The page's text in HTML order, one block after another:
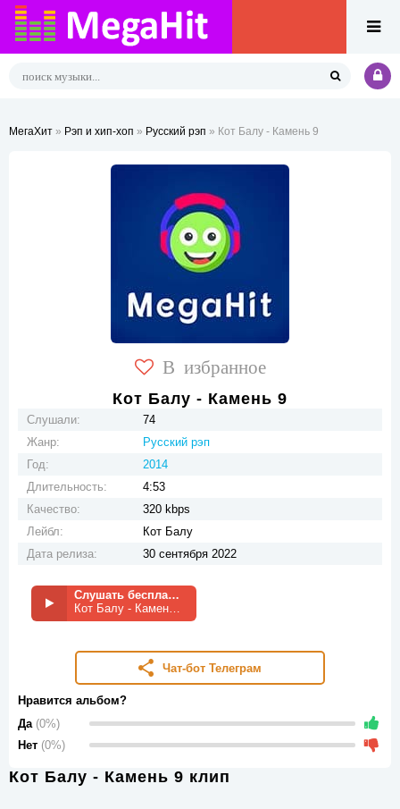
МегаХит » Рэп и хип-хоп » Русский рэп » Кот Балу - Камень 9
В избранное
Кот Балу - Камень 9
Слушали:
74
Жанр:
Русский рэп
Год:
2014
Длительность:
4:53
Качество:
320 kbps
Лейбл:
Кот Балу
Дата релиза:
30 сентября 2022
Слушать бесплатно
Кот Балу - Камень 9
Чат-бот Телеграм
Нравится альбом?
Да (0%)
Нет (0%)
Кот Балу - Камень 9 клип